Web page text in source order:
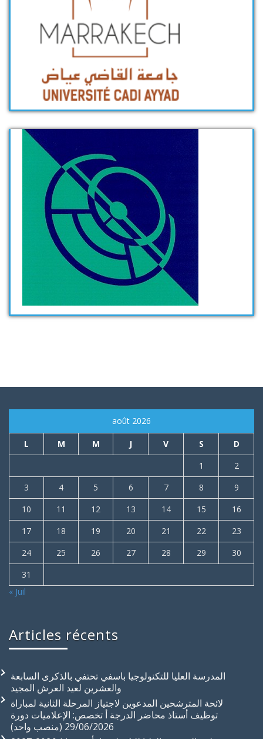
août 2026
L M M J V S
D
1
2
3
4 5 6 7 8
9
10
11 12 13 14 15
16
17
18 19 20 21 22
23
24
25 26 27 28 29
30
31
« Juil
Articles récents
المدرسة العليا للتكنولوجيا باسفي تحتفي بالذكرى السابعة
والعشرين لعيد العرش المجيد
لائحة المترشحين المدعوين لاجتياز المرحلة الثانية لمباراة
توظيف أستاذ محاضر الدرجة أ تخصص: الإعلاميات دورة
29/06/2026 (منصب واحد)